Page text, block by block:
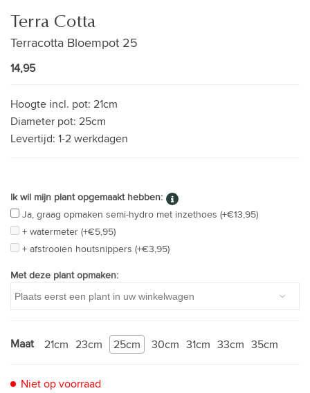
Terra Cotta
Terracotta Bloempot 25
14,95
Hoogte incl. pot: 21cm
Diameter pot: 25cm
Levertijd: 1-2 werkdagen
Ik wil mijn plant opgemaakt hebben:
Ja, graag opmaken semi-hydro met inzethoes (+€13,95)
+ watermeter (+€5,95)
+ afstrooien houtsnippers (+€3,95)
Met deze plant opmaken:
Maat 21cm 23cm 25cm 30cm 31cm 33cm 35cm
Niet op voorraad